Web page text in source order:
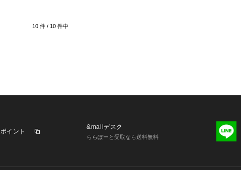
10 件 / 10 件中
イント
&mallデスク
ららぽーと受取なら送料無料